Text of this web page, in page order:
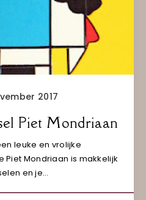
2017
Piet Mondriaan
leuke en vrolijke
Piet Mondriaan is makkelijk
en je…